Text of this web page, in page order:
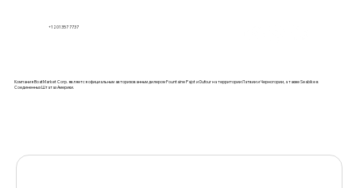
Компания BoatMarket Corp. является официальным авторизованным дилером Fountaine Pajot и Dufour на территории Латвии и Черногории, а также Seabike в
Соединенных Штатах Америки.
+1 201 357 7737